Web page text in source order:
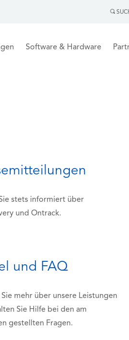
Software & Hardware
stets informiert über
und Ontrack.
und FAQ
Sie mehr über unsere Leistungen
Sie Hilfe bei den am
gestellten Fragen.